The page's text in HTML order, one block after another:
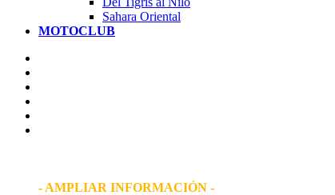
Sahara Oriental
MOTOCLUB
- AMPLIAR INFORMACIÓN -